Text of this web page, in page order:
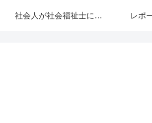
社会人が社会福祉士になろうとするときに参考になる話 レポ